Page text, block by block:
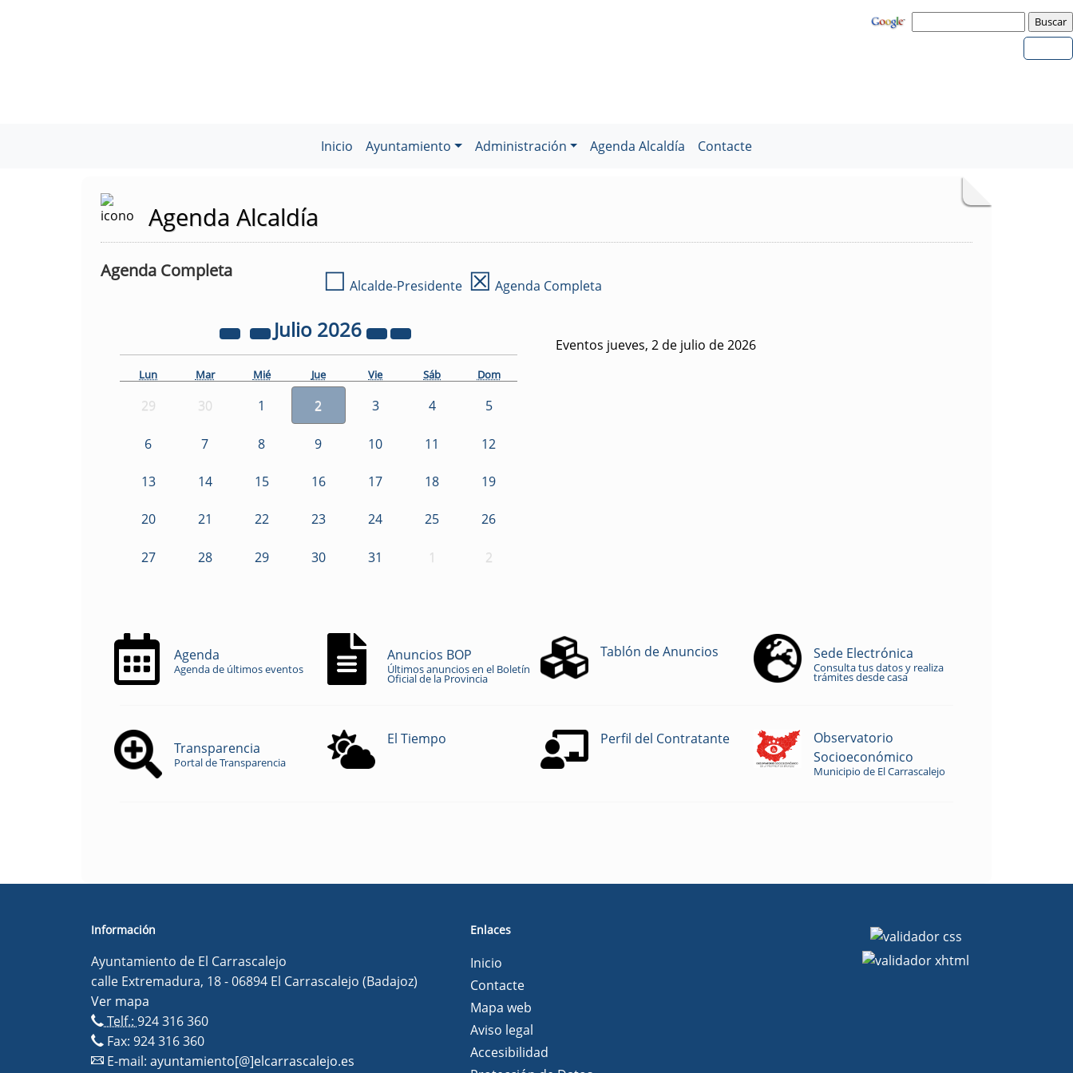
Inicio Ayuntamiento Administración Agenda Alcaldía Contacte
Agenda Alcaldía
Agenda Completa ☐ Alcalde-Presidente ☒ Agenda Completa
Julio 2026
Lun Mar Mié Jue Vie Sáb Dom
29 30 1 2 3 4 5
6 7 8 9 10 11 12
13 14 15 16 17 18 19
20 21 22 23 24 25 26
27 28 29 30 31 1 2
Eventos jueves, 2 de julio de 2026
Agenda
Agenda de últimos eventos
Anuncios BOP
Últimos anuncios en el Boletín
Oficial de la Provincia
Tablón de Anuncios Sede Electrónica
Consulta tus datos y realiza
trámites desde casa
Transparencia
Portal de Transparencia
El Tiempo Perfil del Contratante
Observatorio
Socioeconómico
Municipio de El Carrascalejo
Información
Ayuntamiento de El Carrascalejo
calle Extremadura, 18 - 06894 El Carrascalejo (Badajoz)
Ver mapa
Telf.:924 316 360
Fax: 924 316 360
E-mail: ayuntamiento[@]elcarrascalejo.es
Enlaces
Inicio
Contacte
Mapa web
Aviso legal
Accesibilidad